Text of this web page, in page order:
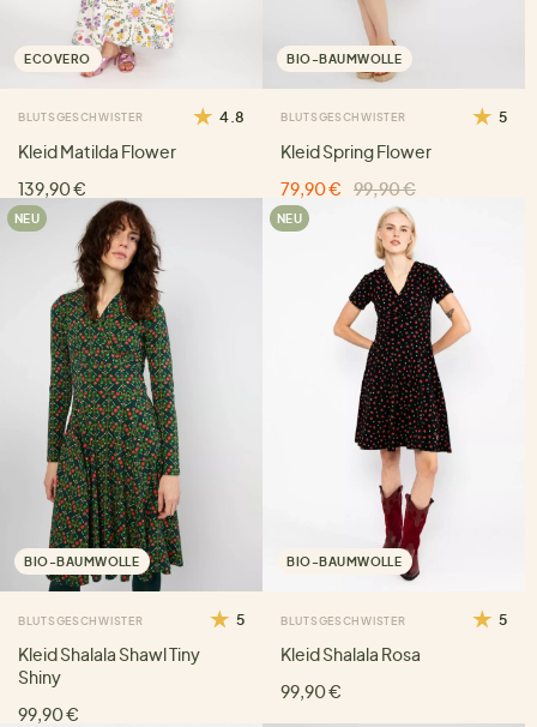
ECOVERO
BLUTSGESCHWISTER 4.8
Kleid Matilda Flower
139,90 €
BIO-BAUMWOLLE
BLUTSGESCHWISTER 5
Kleid Spring Flower
79,90 €
99,90 €
NEU
BIO-BAUMWOLLE
BLUTSGESCHWISTER 5
Kleid Shalala Shawl Tiny
Shiny
99,90 €
NEU
BIO-BAUMWOLLE
BLUTSGESCHWISTER 5
Kleid Shalala Rosa
99,90 €